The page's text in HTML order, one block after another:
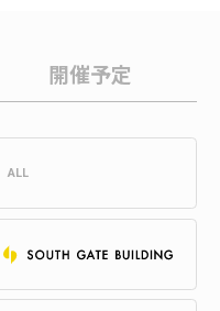
開催予定
ALL